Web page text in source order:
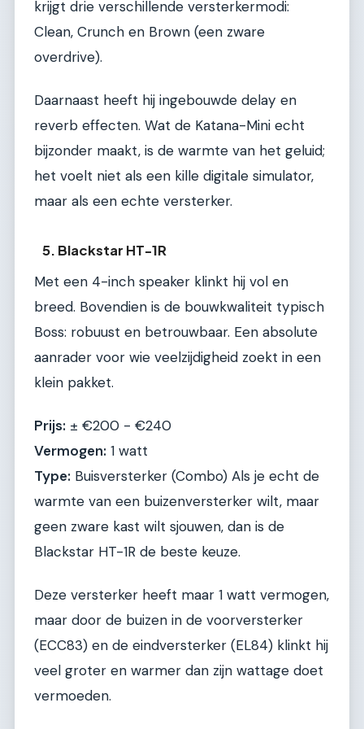
krijgt drie verschillende versterkermodi:
Clean, Crunch en Brown (een zware
overdrive).
Daarnaast heeft hij ingebouwde delay en
reverb effecten. Wat de Katana-Mini echt
bijzonder maakt, is de warmte van het geluid;
het voelt niet als een kille digitale simulator,
maar als een echte versterker.
5. Blackstar HT-1R
Met een 4-inch speaker klinkt hij vol en
breed. Bovendien is de bouwkwaliteit typisch
Boss: robuust en betrouwbaar. Een absolute
aanrader voor wie veelzijdigheid zoekt in een
klein pakket.
Prijs: ± €200 - €240
Vermogen: 1 watt
Type: Buisversterker (Combo) Als je echt de
warmte van een buizenversterker wilt, maar
geen zware kast wilt sjouwen, dan is de
Blackstar HT-1R de beste keuze.
Deze versterker heeft maar 1 watt vermogen,
maar door de buizen in de voorversterker
(ECC83) en de eindversterker (EL84) klinkt hij
veel groter en warmer dan zijn wattage doet
vermoeden.